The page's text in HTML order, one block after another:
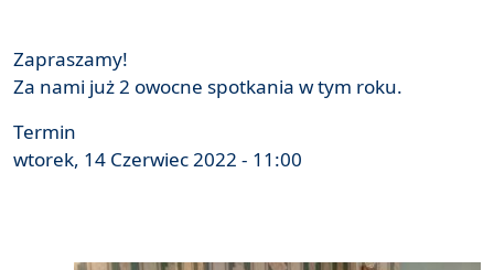
Zapraszamy!
Za nami już 2 owocne spotkania w tym roku.
Termin
wtorek, 14 Czerwiec 2022 - 11:00